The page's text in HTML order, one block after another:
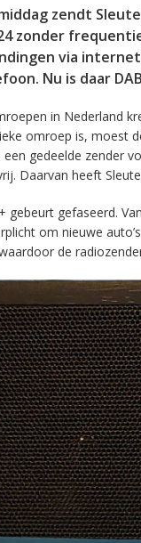
zendt
zonder
via
Nu is daar
in Nederland
omroep is, moest
gedeelde zender
Daarvan heeft
gebeurt gefaseerd.
om nieuwe
de